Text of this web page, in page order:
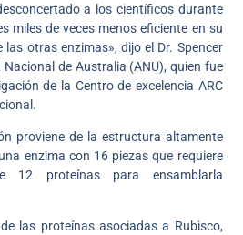
a los científicos durante
miles de veces menos eficiente en su
otras enzimas», dijo el Dr. Spencer
Nacional de Australia (ANU), quien fue
de la Centro de excelencia ARC
proviene de la estructura altamente
enzima con 16 piezas que requiere
proteínas para ensamblarla
las proteínas asociadas a Rubisco,